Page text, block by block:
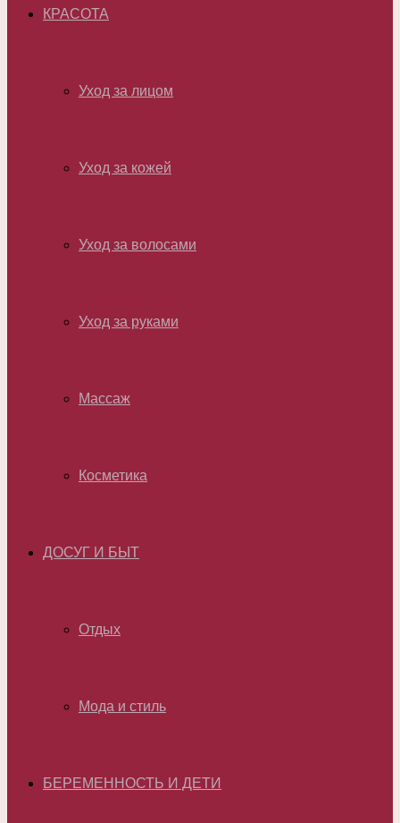
КРАСОТА
Уход за лицом
Уход за кожей
Уход за волосами
Уход за руками
Массаж
Косметика
ДОСУГ И БЫТ
Отдых
Мода и стиль
БЕРЕМЕННОСТЬ И ДЕТИ